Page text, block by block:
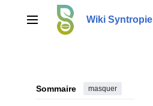
contenuMenu principalWiki Syntropie
Sommaire masquer